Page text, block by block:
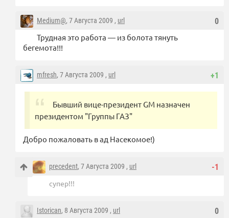
0
Medium@, 7 Августа 2009 , url
Трудная это работа — из болота тянуть
бегемота!!!
+1
mfresh, 7 Августа 2009 , url
Бывший вице-президент GM назначен
президентом "Группы ГАЗ"
Добро пожаловать в ад Насекомое!)
-1
precedent, 7 Августа 2009 , url
супер!!!
0
Istorican, 8 Августа 2009 , url